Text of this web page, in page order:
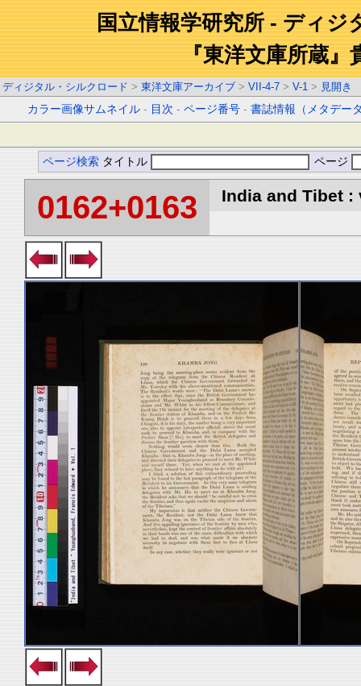
国立情報学研究所 - ディジ
『東洋文庫所蔵』
ディジタル・シルクロード > 東洋文庫アーカイブ > VII-4-7 > V-1 > 見開き
カラー画像サムネイル - 目次 -ページ番号 -書誌情報（メタデー
ページ検索 タイトル ページ
0162+0163 India and Tibet :